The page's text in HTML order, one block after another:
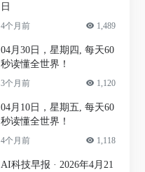
日
4个月前 1,489
04月30日，星期四, 每天60
秒读懂全世界！
3个月前 1,120
04月10日，星期五, 每天60
秒读懂全世界！
4个月前 1,118
AI科技早报 · 2026年4月21